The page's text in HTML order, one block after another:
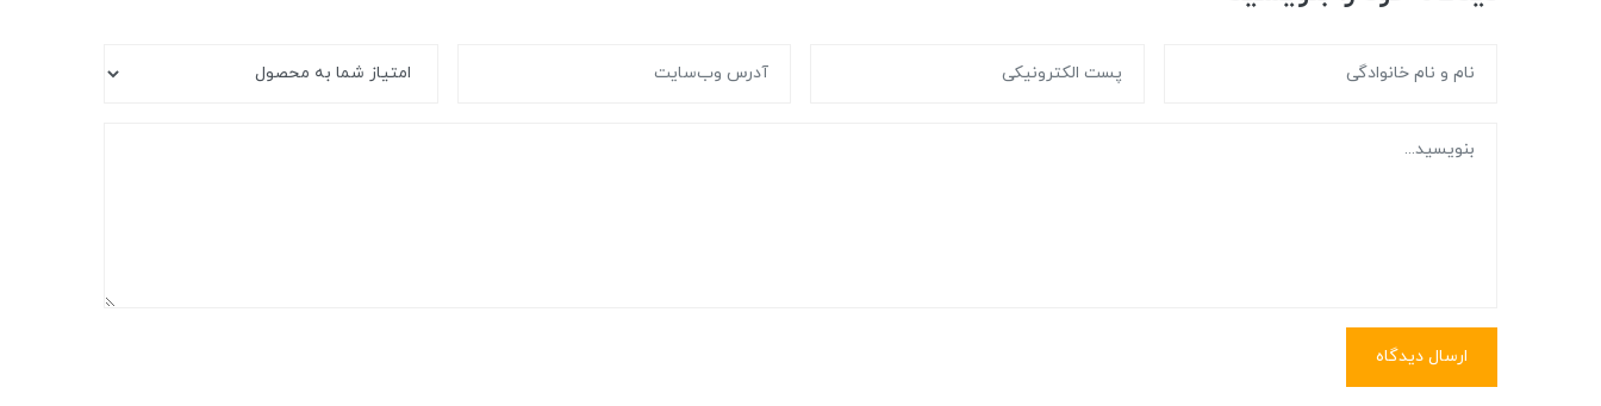
ارسال دیدگاه